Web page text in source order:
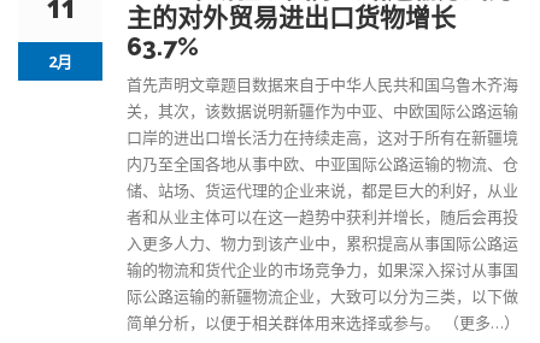
11
2月
主的对外贸易进出口货物增长
63.7%
首先声明文章题目数据来自于中华人民共和国乌鲁木齐海
关，其次，该数据说明新疆作为中亚、中欧国际公路运输
口岸的进出口增长活力在持续走高，这对于所有在新疆境
内乃至全国各地从事中欧、中亚国际公路运输的物流、仓
储、站场、货运代理的企业来说，都是巨大的利好，从业
者和从业主体可以在这一趋势中获利并增长，随后会再投
入更多人力、物力到该产业中，累积提高从事国际公路运
输的物流和货代企业的市场竞争力，如果深入探讨从事国
际公路运输的新疆物流企业，大致可以分为三类，以下做
简单分析，以便于相关群体用来选择或参与。
（更多…）